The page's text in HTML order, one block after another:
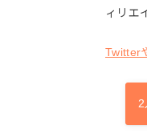
ィリエ
Twitter